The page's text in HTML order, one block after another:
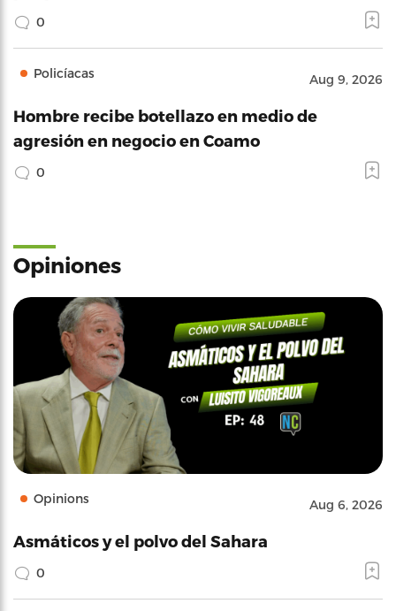
0
Policíacas Aug 9, 2026
Hombre recibe botellazo en medio de
agresión en negocio en Coamo
0
Opiniones
Opinions Aug 6, 2026
Asmáticos y el polvo del Sahara
0